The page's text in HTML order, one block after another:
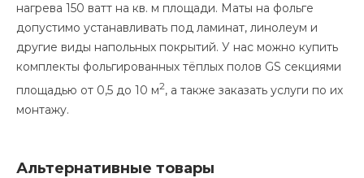
нагрева 150 ватт на кв. м площади. Маты на фольге
допустимо устанавливать под ламинат, линолеум и
другие виды напольных покрытий. У нас можно купить
комплекты фольгированных тёплых полов GS секциями
площадью от 0,5 до 10 м2, а также заказать услуги по их
монтажу.
Альтернативные товары